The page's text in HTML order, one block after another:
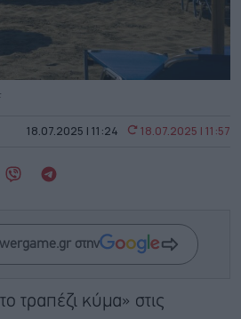
18.07.2025 | 11:24 18.07.2025 | 11:57
στην
τραπέζι κύμα» στις